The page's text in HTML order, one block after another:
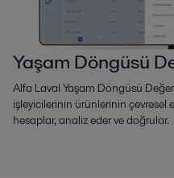
Yaşam Döngüsü
Alfa Laval Yaşam Döngüsü
işleyicilerinin ürünlerinin çevresel
hesaplar, analiz eder ve doğrular.